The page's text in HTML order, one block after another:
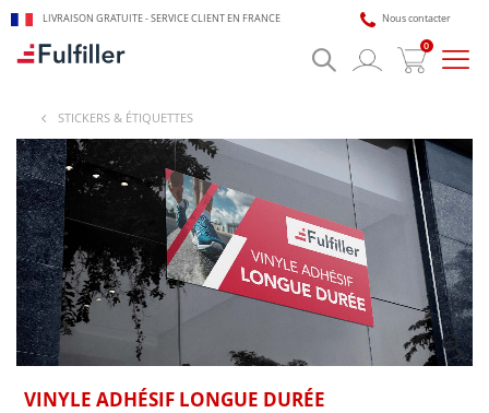
LIVRAISON GRATUITE - SERVICE CLIENT EN FRANCE Nous contacter
0
STICKERS & ÉTIQUETTES
VINYLE ADHÉSIF LONGUE DURÉE
IA + équipe disponible 24/7